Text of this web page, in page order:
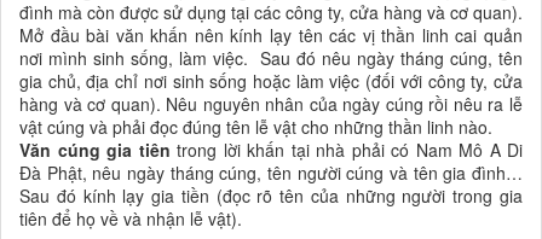
đình mà còn được sử dụng tại các công ty, cửa hàng và cơ quan).
Mở đầu bài văn khấn nên kính lạy tên các vị thần linh cai quản
nơi mình sinh sống, làm việc. Sau đó nêu ngày tháng cúng, tên
gia chủ, địa chỉ nơi sinh sống hoặc làm việc (đối với công ty, cửa
hàng và cơ quan). Nêu nguyên nhân của ngày cúng rồi nêu ra lễ
vật cúng và phải đọc đúng tên lễ vật cho những thần linh nào.
Văn cúng gia tiên trong lời khấn tại nhà phải có Nam Mô A Di
Đà Phật, nêu ngày tháng cúng, tên người cúng và tên gia đình…
Sau đó kính lạy gia tiền (đọc rõ tên của những người trong gia
tiên để họ về và nhận lễ vật).